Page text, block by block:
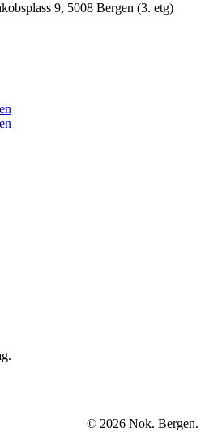
9, 5008 Bergen (3. etg)
© 2026 Nok. Bergen.